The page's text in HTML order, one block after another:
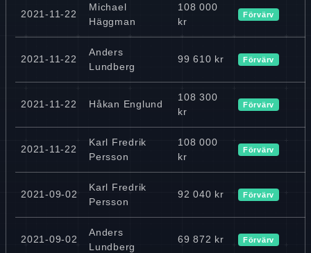
2021-11-22
Michael
Häggman
108 000
kr
Förvärv
2021-11-22
Anders
Lundberg
99 610 kr Förvärv
2021-11-22 Håkan Englund
108 300
kr
Förvärv
2021-11-22
Karl Fredrik
Persson
108 000
kr
Förvärv
2021-09-02
Karl Fredrik
Persson
92 040 kr Förvärv
2021-09-02
Anders
Lundberg
69 872 kr Förvärv